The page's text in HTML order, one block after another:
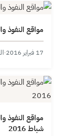
مواقع النفوذ
17 فبراير 2016 ·
شباط 2016